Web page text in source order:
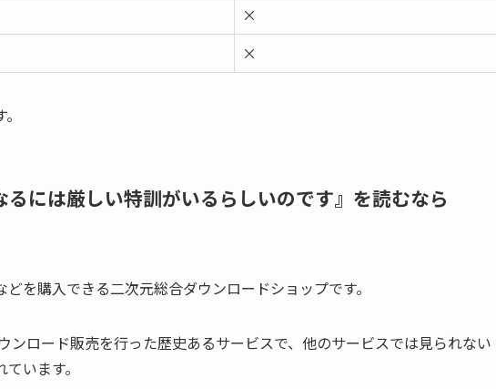
×
×
るには厳しい特訓がいるらしいのです』を読むなら
を購入できる二次元総合ダウンロードショップです。
ンロード販売を行った歴史あるサービスで、他のサービスでは見られない
います。